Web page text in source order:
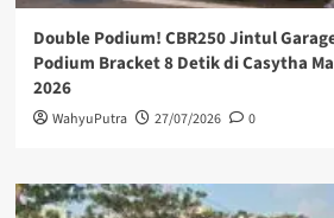
Double Podium! CBR250 Jintul
Podium Bracket 8 Detik di Casytha
2026
WahyuPutra 27/07/2026 0